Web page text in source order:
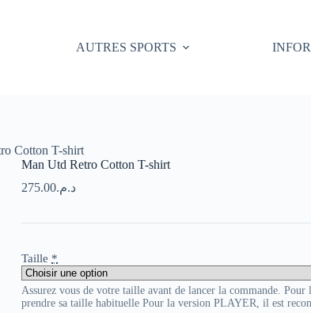
AUTRES SPORTS
Cotton T-shirt
Man Utd Retro Cotton T-shirt
د.م.275.00
Taille *
Assurez vous de votre taille avant de lancer la commande.
prendre sa taille habituelle Pour la version PLAYER, il est